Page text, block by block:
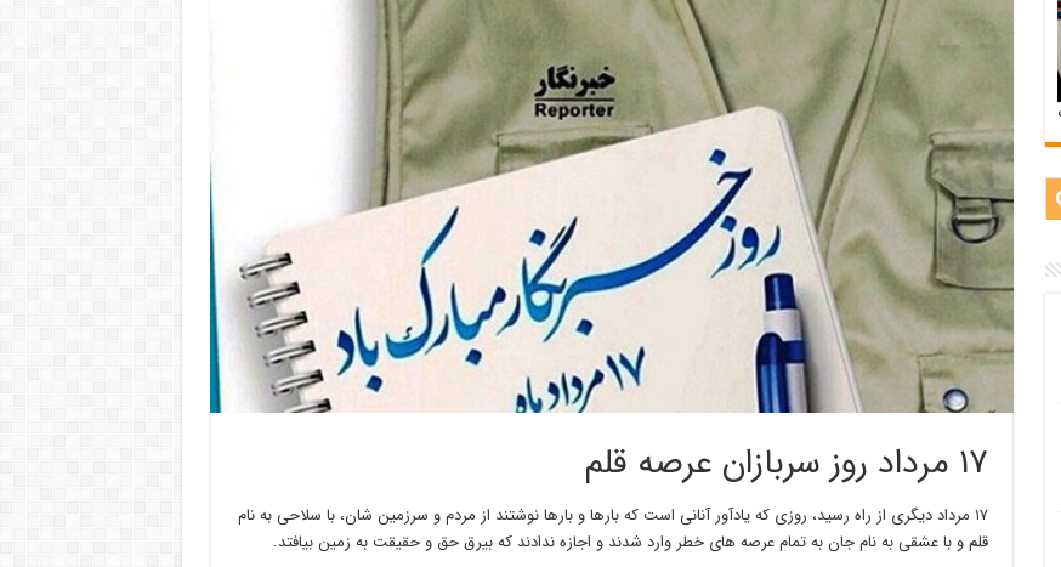
۱۷ مرداد روز سربازان عرصه قلم
۱۷ مرداد دیگری از راه رسید، روزی که یادآور آنانی است که بارها و بارها نوشتند از مردم و سرزمین شان، با سلاحی به نام
قلم و با عشقی به نام جان به تمام عرصه های خطر وارد شدند و اجازه ندادند که بیرق حق و حقیقت به زمین بیافتد.